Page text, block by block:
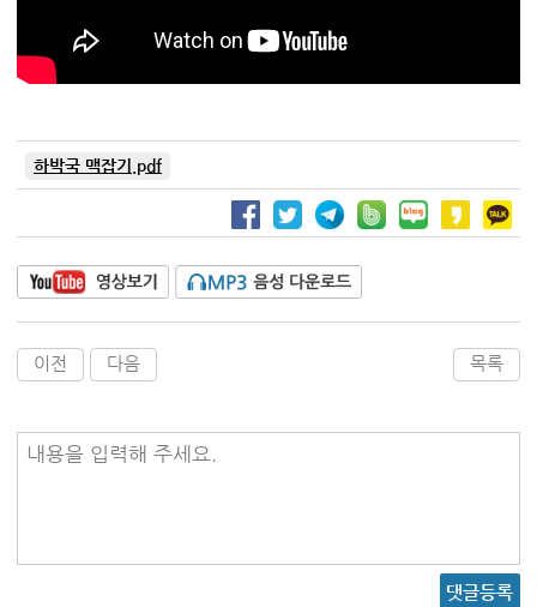
하박국 맥잡기.pdf
이전 다음 목록
내용을 입력해 주세요.
댓글등록